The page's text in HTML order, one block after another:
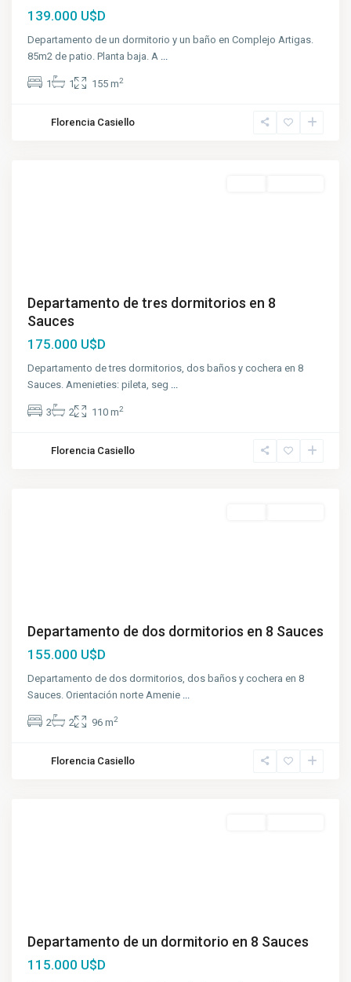
139.000 U$D
Departamento de un dormitorio y un baño en Complejo Artigas.
85m2 de patio. Planta baja. A ...
1 1 155 m2
Florencia Casiello
Departamento de tres dormitorios en 8
Sauces
175.000 U$D
Departamento de tres dormitorios, dos baños y cochera en 8
Sauces. Amenieties: pileta, seg ...
3 2 110 m2
Florencia Casiello
Departamento de dos dormitorios en 8 Sauces
155.000 U$D
Departamento de dos dormitorios, dos baños y cochera en 8
Sauces. Orientación norte Amenie ...
2 2 96 m2
Florencia Casiello
Departamento de un dormitorio en 8 Sauces
115.000 U$D